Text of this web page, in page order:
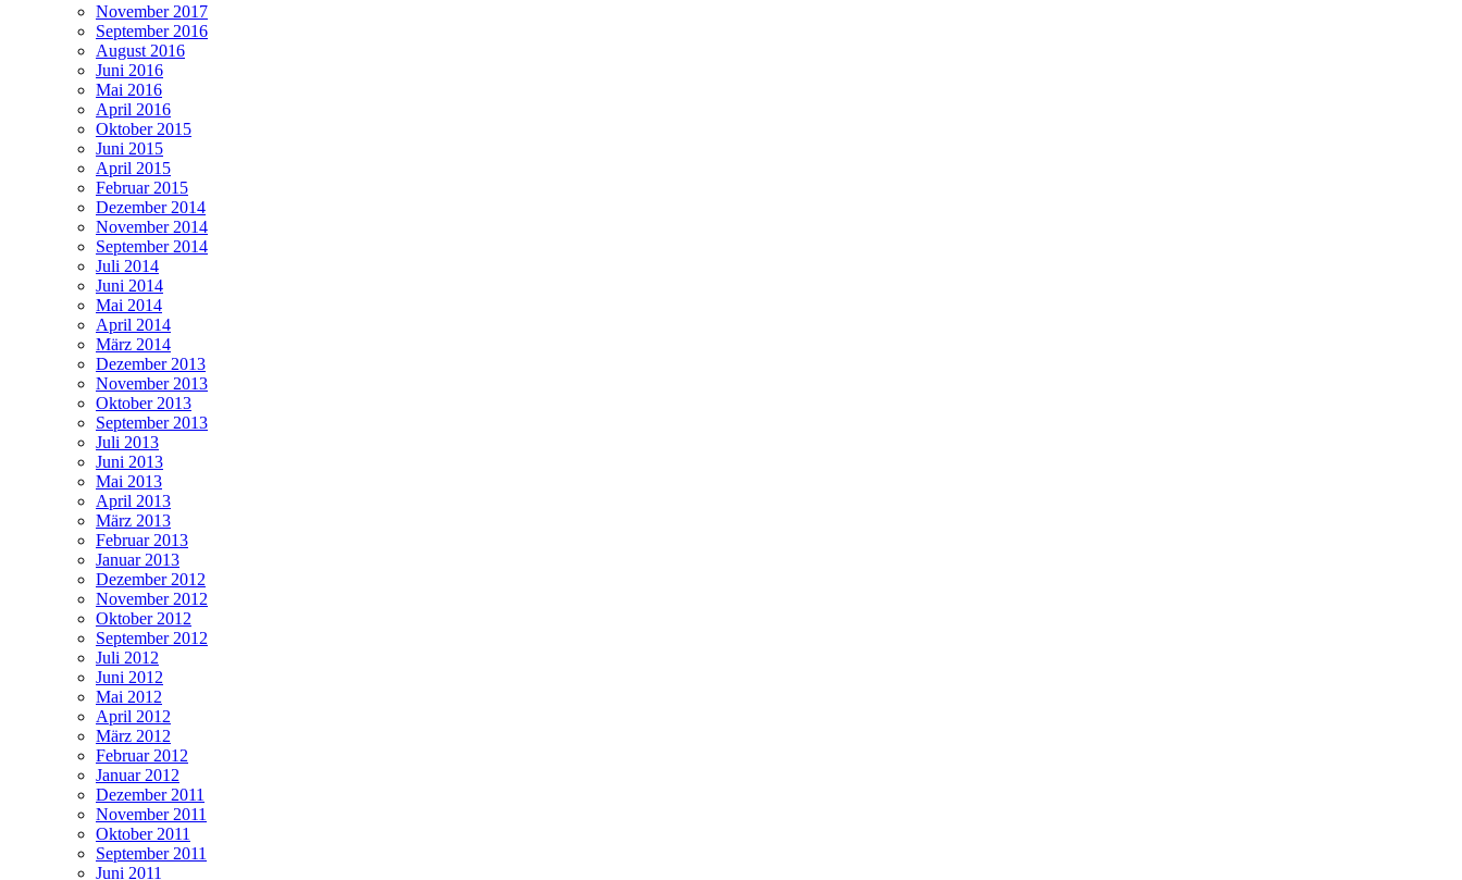
November 2017
September 2016
August 2016
Juni 2016
Mai 2016
April 2016
Oktober 2015
Juni 2015
April 2015
Februar 2015
Dezember 2014
November 2014
September 2014
Juli 2014
Juni 2014
Mai 2014
April 2014
März 2014
Dezember 2013
November 2013
Oktober 2013
September 2013
Juli 2013
Juni 2013
Mai 2013
April 2013
März 2013
Februar 2013
Januar 2013
Dezember 2012
November 2012
Oktober 2012
September 2012
Juli 2012
Juni 2012
Mai 2012
April 2012
März 2012
Februar 2012
Januar 2012
Dezember 2011
November 2011
Oktober 2011
September 2011
Juni 2011